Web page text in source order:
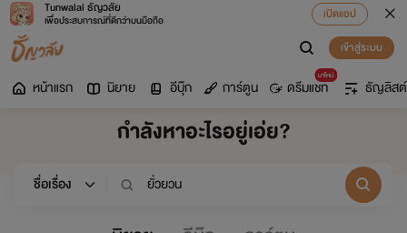
Tunwalai ธัญวลัย
เพื่อประสบการณ์ที่ดีกว่าบนมือถือ
เปิดแอป
เข้าสู่ระบบ
หน้าแรก นิยาย อีบุ๊ก การ์ตูน
มาใหม่
ดรีมแชท ธัญลิสต์
กำลังหาอะไรอยู่เอ่ย?